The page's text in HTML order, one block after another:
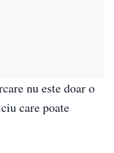
nu este doar o
care poate